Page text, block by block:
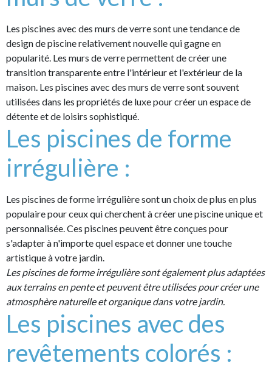
Les piscines avec des murs de verre sont une tendance de
design de piscine relativement nouvelle qui gagne en
popularité. Les murs de verre permettent de créer une
transition transparente entre l'intérieur et l'extérieur de la
maison. Les piscines avec des murs de verre sont souvent
utilisées dans les propriétés de luxe pour créer un espace de
détente et de loisirs sophistiqué.
Les piscines de forme
irrégulière :
Les piscines de forme irrégulière sont un choix de plus en plus
populaire pour ceux qui cherchent à créer une piscine unique et
personnalisée. Ces piscines peuvent être conçues pour
s'adapter à n'importe quel espace et donner une touche
artistique à votre jardin.
Les piscines de forme irrégulière sont également plus adaptées
aux terrains en pente et peuvent être utilisées pour créer une
atmosphère naturelle et organique dans votre jardin.
Les piscines avec des
revêtements colorés :